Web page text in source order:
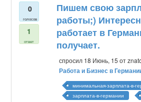
0
голосов
1
ответ
Пишем свою
работы;)
работает в
получает.
спросил 18 Июнь, 15 от
Работа и Бизнес в
минимальная-зарплата-в-
зарплата-в-германии